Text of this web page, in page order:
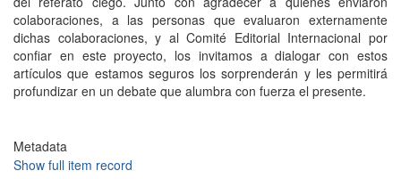
colaboraciones, a las personas que evaluaron externamente
dichas colaboraciones, y al Comité Editorial Internacional por
confiar en este proyecto, los invitamos a dialogar con estos
artículos que estamos seguros los sorprenderán y les permitirá
profundizar en un debate que alumbra con fuerza el presente.
Metadata
Show full item record